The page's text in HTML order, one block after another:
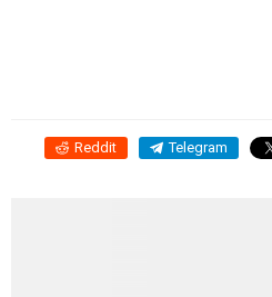
Reddit Telegram